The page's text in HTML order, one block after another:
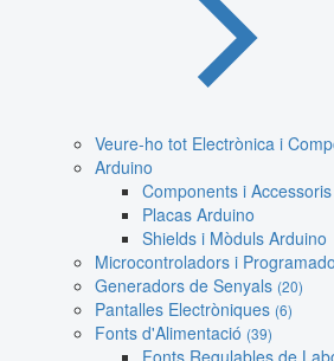
Veure-ho tot Electrònica i
Arduino
Components i
Placas Arduino
Shields i Mòduls Arduino
Microcontroladors i
Generadors de Senyals (20)
Pantalles Electròniques (6)
Fonts d'Alimentació (39)
Fonts Regulables de